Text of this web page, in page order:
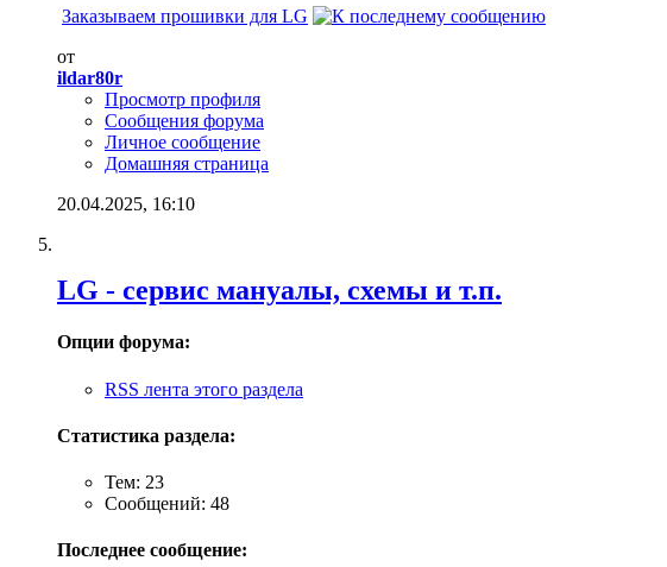
Заказываем прошивки для LG
от
ildar80r
Просмотр профиля
Сообщения форума
Личное сообщение
Домашняя страница
20.04.2025, 16:10
LG - cервис мануалы, схемы и т.п.
Опции форума:
RSS лента этого раздела
Статистика раздела:
Тем: 23
Сообщений: 48
Последнее сообщение: